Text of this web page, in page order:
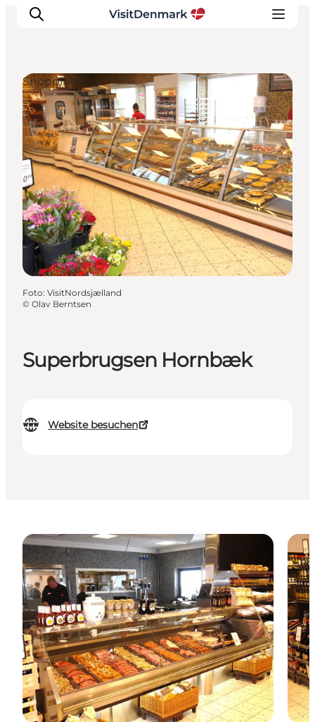
Inspiration
Regionen
Erlebnisse
Unterkünfte
Reiseplanung
Superbrugsen Hornbæk
Website besuchen
Shopping
Foto: VisitNordsjælland
© Olav Berntsen